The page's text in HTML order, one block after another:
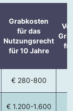
Grabkosten
für das
Nutzungsrecht
für 10 Jahre
€ 280-800
€ 1.200-1.600